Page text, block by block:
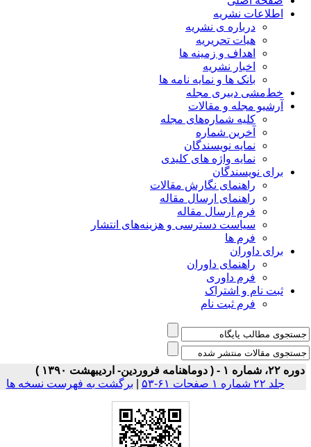
اطلاعات نشریه
درباره ی نشریه
هیات تحریریه
اهداف و زمینه ها
اخبار نشریه
بانک ها و نمایه نامه ها
خط‌مشی دبیری مجله
آرشیو مجله و مقالات
کلیه شماره‌های مجله
آخرین شماره
نمایه نویسندگان
نمایه واژه های کلیدی
برای نویسندگان
راهنمای نگارش مقالات
راهنمای ارسال مقاله
فرم ارسال مقاله
سیاست دسترسی و هزینه‌های انتشار
فرم ها
برای داوران
راهنمای داوران
فرم داوری
ثبت نام و اشتراک
فرم ثبت نام
۱ - ( دوماهنامه فروردین- اردیبهشت ۱۳۹۰ )
جلد ۲۲ شماره ۱ صفحات ۶۱-۵۳
| برگشت به فهرست نسخه ها